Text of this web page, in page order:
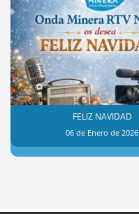
FELIZ NAVIDAD
06 de Enero de 2026